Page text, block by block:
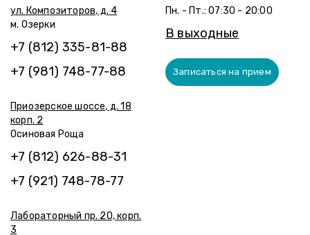
ул. Композиторов, д. 4
м. Озерки
+7 (812) 335-81-88
+7 (981) 748-77-88
Приозерское шоссе, д. 18
корп. 2
Осиновая Роща
+7 (812) 626-88-31
+7 (921) 748-78-77
Лабораторный пр. 20, корп.
3
Пн. - Пт.: 07:30 - 20:00
В выходные
Записаться на прием